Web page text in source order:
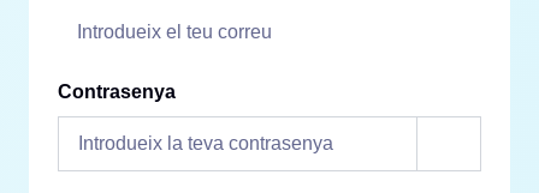
Contrasenya